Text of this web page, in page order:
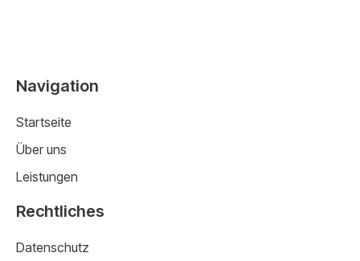
Navigation
Startseite
Über uns
Leistungen
Rechtliches
Datenschutz